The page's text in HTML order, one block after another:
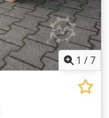
1 /7